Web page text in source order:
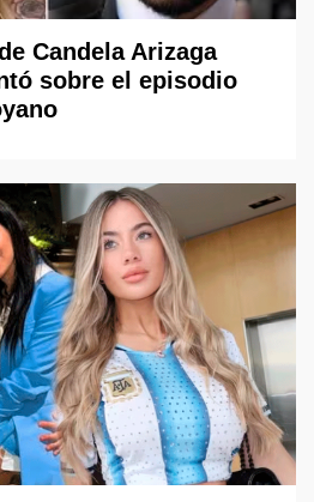
Candela Arizaga
sobre el episodio